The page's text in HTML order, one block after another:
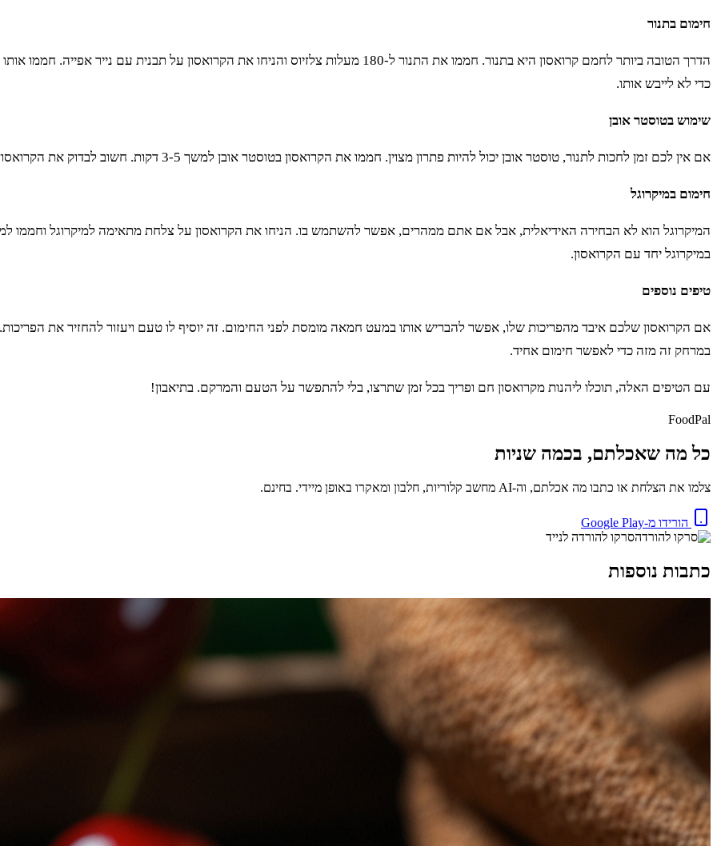
חימום בתנור
כדי לא לייבש אותו.
שימוש בטוסטר אובן
אם אין לכם זמן לחכות לתנור, טוסטר אובן יכול להיות פתרון מצוין. חממו את הקרואסון בטוסטר אובן למשך 3-5 דקות. חשוב לבדוק את הקרואסון כל דקה כדי לוודא שהוא לא נשרף.
חימום במיקרוגל
במיקרוגל יחד עם הקרואסון.
טיפים נוספים
אם הקרואסון שלכם איבד מהפריכות שלו, אפשר להבריש אותו במעט חמאה מומסת לפני החימום. זה יוסיף לו טעם ויעזור להחזיר את
במרחק זה מזה כדי לאפשר חימום אחיד.
עם הטיפים האלה, תוכלו ליהנות מקרואסון חם ופריך בכל זמן שתרצו, בלי להתפשר על הטעם והמרקם. בתיאבון!
FoodPal
כל מה שאכלתם, בכמה שניות
צלמו את הצלחת או כתבו מה אכלתם, וה-AI מחשב קלוריות, חלבון ומאקרו באופן מיידי. בחינם.
הורידו מ-Google Play
סרקו להורדה לנייד
כתבות נוספות